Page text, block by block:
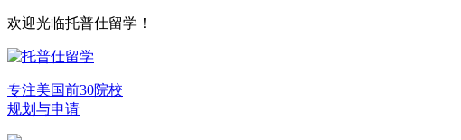
欢迎光临托普仕留学！
专注美国前30院校
规划与申请